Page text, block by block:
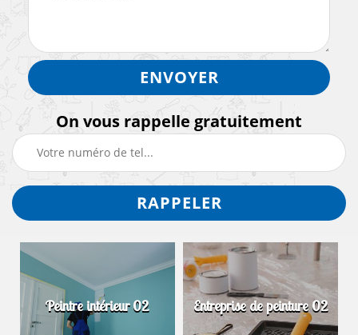
On vous rappelle gratuitement
Peintre intérieur 02 Entreprise de peinture 02